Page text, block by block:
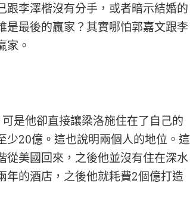
跟李澤楷沒有分手，或者暗示結婚的
是最後的贏家？其實哪怕郭嘉文跟李
家。
是他卻直接讓梁洛施住在了自己的
少20億。這也說明兩個人的地位。這
從美國回來，之後他並沒有住在深水
年的酒店，之後他就耗費2個億打造